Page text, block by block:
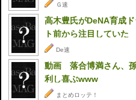
Ｇ速
高木豊氏がDeNA育成
ト前から注目していた
De速
動画 落合博満さん、
利し喜ぶwww
まとめロッテ！